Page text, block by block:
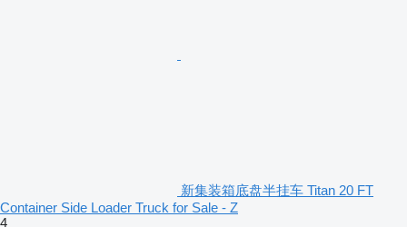
新集装箱底盘半挂车 Titan 20 FT
Container Side Loader Truck for Sale - Z
4